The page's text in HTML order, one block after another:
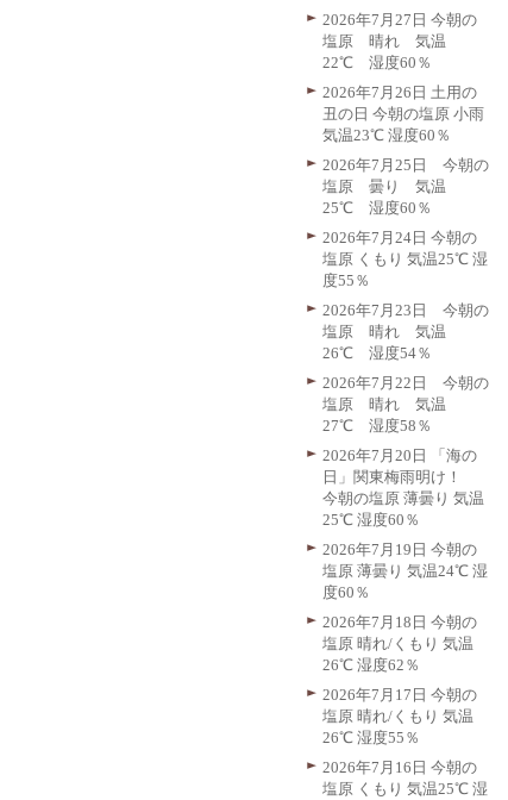
2026年7月27日 今朝の
塩原 晴れ 気温
22℃ 湿度60％
2026年7月26日 土用の
丑の日 今朝の塩原 小雨
気温23℃ 湿度60％
2026年7月25日 今朝の
塩原 曇り 気温
25℃ 湿度60％
2026年7月24日 今朝の
塩原 くもり 気温25℃ 湿
度55％
2026年7月23日 今朝の
塩原 晴れ 気温
26℃ 湿度54％
2026年7月22日 今朝の
塩原 晴れ 気温
27℃ 湿度58％
2026年7月20日 「海の
日」関東梅雨明け！
今朝の塩原 薄曇り 気温
25℃ 湿度60％
2026年7月19日 今朝の
塩原 薄曇り 気温24℃ 湿
度60％
2026年7月18日 今朝の
塩原 晴れ/くもり 気温
26℃ 湿度62％
2026年7月17日 今朝の
塩原 晴れ/くもり 気温
26℃ 湿度55％
2026年7月16日 今朝の
塩原 くもり 気温25℃ 湿